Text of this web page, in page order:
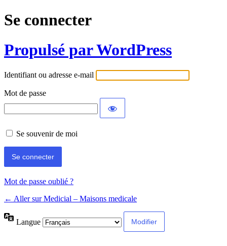
Se connecter
Propulsé par WordPress
Identifiant ou adresse e-mail
Mot de passe
Se souvenir de moi
Mot de passe oublié ?
← Aller sur Medicial – Maisons medicale
Langue